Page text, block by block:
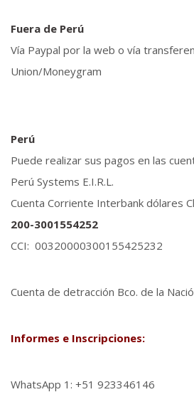
Fuera de Perú
Vía Paypal por la web o vía
Union/Moneygram
Perú
Puede realizar sus pagos en las
Perú Systems E.I.R.L.
Cuenta Corriente Interbank dólares
200-3001554252
CCI: 00320000300155425232
Cuenta de detracción Bco. de la
Informes e Inscripciones:
WhatsApp 1: +51 923346146